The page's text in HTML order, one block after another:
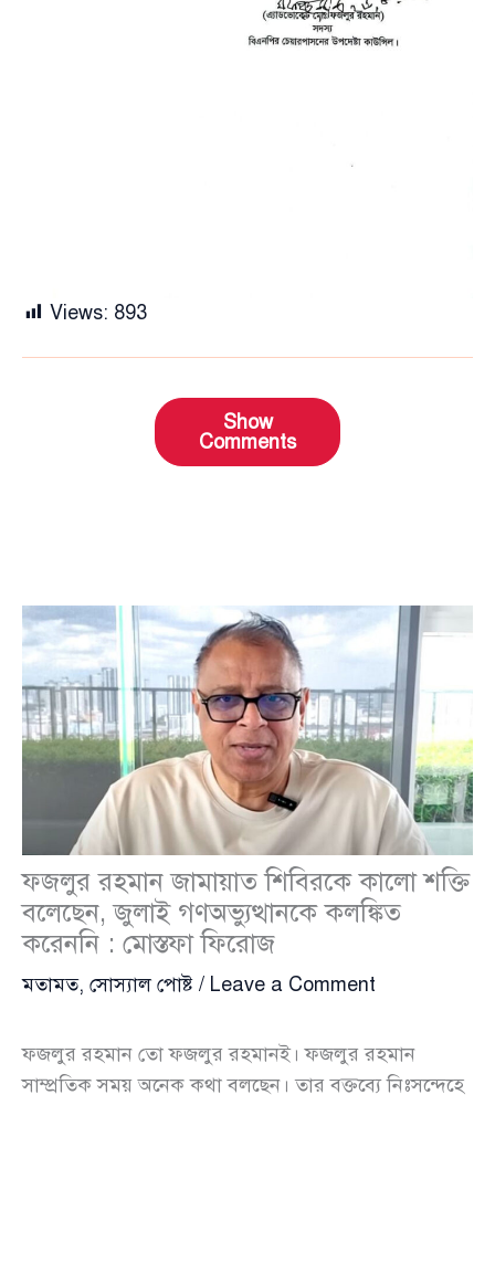
Views: 893
Show
Comments
ফজলুর রহমান জামায়াত শিবিরকে কালো শক্তি
বলেছেন, জুলাই গণঅভ্যুত্থানকে কলঙ্কিত
করেননি : মোস্তফা ফিরোজ
মতামত, সোস্যাল পোষ্ট / Leave a Comment
ফজলুর রহমান তো ফজলুর রহমানই। ফজলুর রহমান
সাম্প্রতিক সময় অনেক কথা বলছেন। তার বক্তব্যে নিঃসন্দেহে